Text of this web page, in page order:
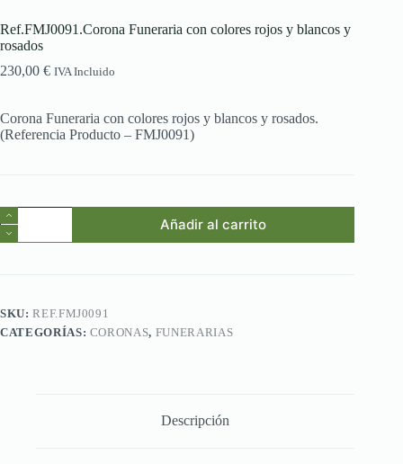
Ref.FMJ0091.Corona Funeraria con colores rojos y blancos y
rosados
230,00 € IVA Incluido
Corona Funeraria con colores rojos y blancos y rosados.
(Referencia Producto – FMJ0091)
Ref.FMJ0091.Corona
Funeraria
con
y
rosados
Añadir al carrito
SKU:REF.FMJ0091
CATEGORÍAS: CORONAS, FUNERARIAS
Descripción